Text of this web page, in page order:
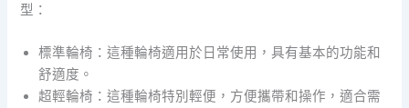
型：
標準輪椅：這種輪椅適用於日常使用，具有基本的功能和
舒適度。
超輕輪椅：這種輪椅特別輕便，方便攜帶和操作，適合需